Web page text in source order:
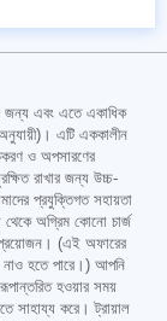
জন্য এবং এতে একাধিক
এটি এককালীন
ও অপসারণের
রাখার জন্য উচ্চ-
প্রযুক্তিগত সহায়তা
অগ্রিম কোনো চার্জ
প্রয়োজন। (এই অফারের
নাও হতে পারে।) আপনি
হওয়ার সময়
সাহায্য করে। ট্রায়াল